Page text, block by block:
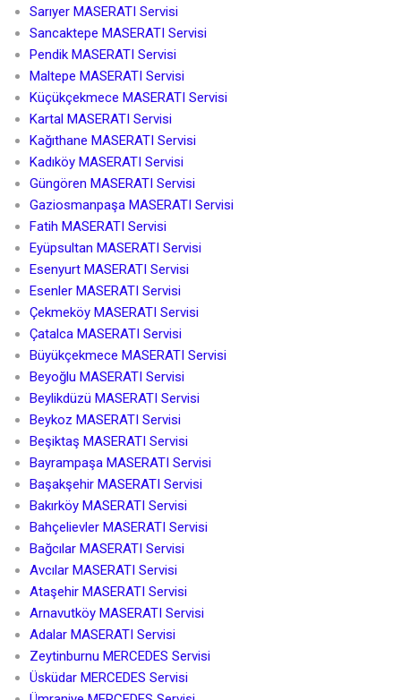
Sarıyer MASERATI Servisi
Sancaktepe MASERATI Servisi
Pendik MASERATI Servisi
Maltepe MASERATI Servisi
Küçükçekmece MASERATI Servisi
Kartal MASERATI Servisi
Kağıthane MASERATI Servisi
Kadıköy MASERATI Servisi
Güngören MASERATI Servisi
Gaziosmanpaşa MASERATI Servisi
Fatih MASERATI Servisi
Eyüpsultan MASERATI Servisi
Esenyurt MASERATI Servisi
Esenler MASERATI Servisi
Çekmeköy MASERATI Servisi
Çatalca MASERATI Servisi
Büyükçekmece MASERATI Servisi
Beyoğlu MASERATI Servisi
Beylikdüzü MASERATI Servisi
Beykoz MASERATI Servisi
Beşiktaş MASERATI Servisi
Bayrampaşa MASERATI Servisi
Başakşehir MASERATI Servisi
Bakırköy MASERATI Servisi
Bahçelievler MASERATI Servisi
Bağcılar MASERATI Servisi
Avcılar MASERATI Servisi
Ataşehir MASERATI Servisi
Arnavutköy MASERATI Servisi
Adalar MASERATI Servisi
Zeytinburnu MERCEDES Servisi
Üsküdar MERCEDES Servisi